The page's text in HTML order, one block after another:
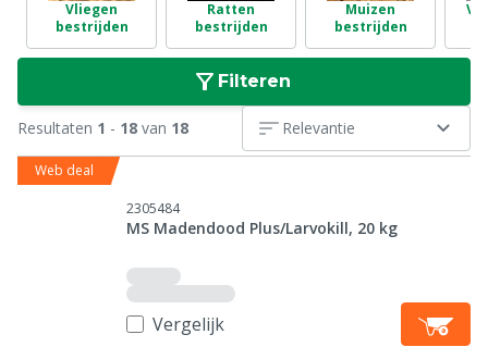
Vliegen
bestrijden
Ratten
bestrijden
Muizen
bestrijden
Filteren
Resultaten 1 - 18 van 18 Relevantie
Web deal
2305484
MS Madendood Plus/Larvokill, 20 kg
Vergelijk